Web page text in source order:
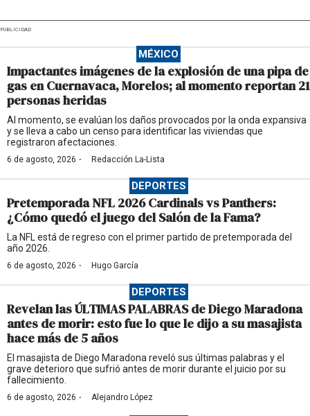
PUBLICIDAD
MÉXICO
Impactantes imágenes de la explosión de una pipa de
gas en Cuernavaca, Morelos; al momento reportan 21
personas heridas
Al momento, se evalúan los daños provocados por la onda expansiva
y se lleva a cabo un censo para identificar las viviendas que
registraron afectaciones.
6 de agosto, 2026 · Redacción La-Lista
DEPORTES
Pretemporada NFL 2026 Cardinals vs Panthers:
¿Cómo quedó el juego del Salón de la Fama?
La NFL está de regreso con el primer partido de pretemporada del
año 2026.
6 de agosto, 2026 · Hugo García
DEPORTES
Revelan las ÚLTIMAS PALABRAS de Diego Maradona
antes de morir: esto fue lo que le dijo a su masajista
hace más de 5 años
El masajista de Diego Maradona reveló sus últimas palabras y el
grave deterioro que sufrió antes de morir durante el juicio por su
fallecimiento.
6 de agosto, 2026 · Alejandro López